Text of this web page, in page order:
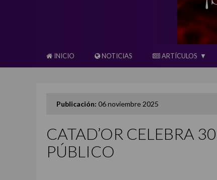
INICIO NOTICIAS ARTÍCULOS
Publicación: 06 noviembre 2025
CATAD’OR CELEBRA
PÚBLICO